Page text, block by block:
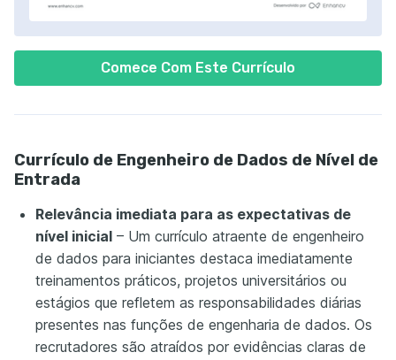
Comece Com Este Currículo
Currículo de Engenheiro de Dados de Nível de
Entrada
Relevância imediata para as expectativas de
nível inicial – Um currículo atraente de engenheiro
de dados para iniciantes destaca imediatamente
treinamentos práticos, projetos universitários ou
estágios que refletem as responsabilidades diárias
presentes nas funções de engenharia de dados. Os
recrutadores são atraídos por evidências claras de